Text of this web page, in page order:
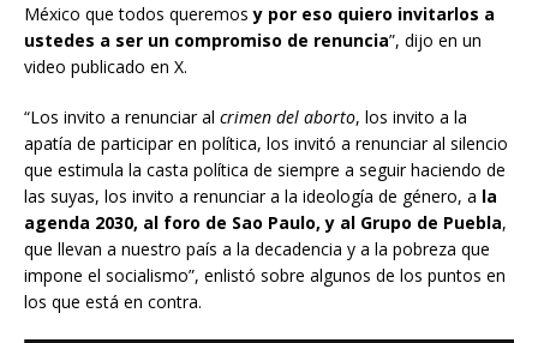
México que todos queremosy por eso quiero invitarlos a
ustedes a ser un compromiso de renuncia”, dijo en un
video publicado en X.
“Los invito a renunciar al crimen del aborto, los invito a la
apatía de participar en política, los invitó a renunciar al silencio
que estimula la casta política de siempre a seguir haciendo de
las suyas, los invito a renunciar a la ideología de género, a la
agenda 2030, al foro de Sao Paulo, y al Grupo de Puebla,
que llevan a nuestro país a la decadencia y a la pobreza que
impone el socialismo”, enlistó sobre algunos de los puntos en
los que está en contra.